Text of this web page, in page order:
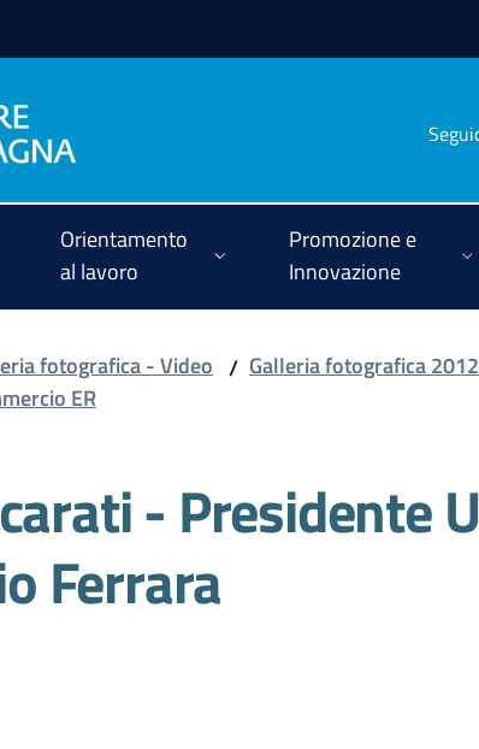
Orientamento
al lavoro
Promozione e
Innovazione
fotografica - Video / Galleria fotografica 2012
ER
- Presidente
Ferrara